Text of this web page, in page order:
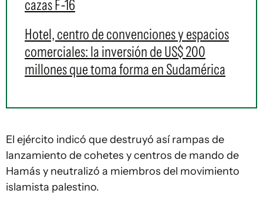
cazas F-16
Hotel, centro de convenciones y espacios
comerciales: la inversión de US$ 200
millones que toma forma en Sudamérica
El ejército indicó que destruyó así rampas de
lanzamiento de cohetes y centros de mando de
Hamás y neutralizó a miembros del movimiento
islamista palestino.